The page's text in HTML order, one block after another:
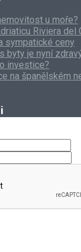
u moře?
Riviera del
sympatické ceny
byty je nyní
investice?
na španělském